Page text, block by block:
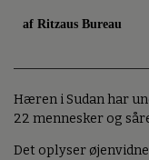
af Ritzaus Bureau
Hæren i Sudan har
22 mennesker og
Det oplyser